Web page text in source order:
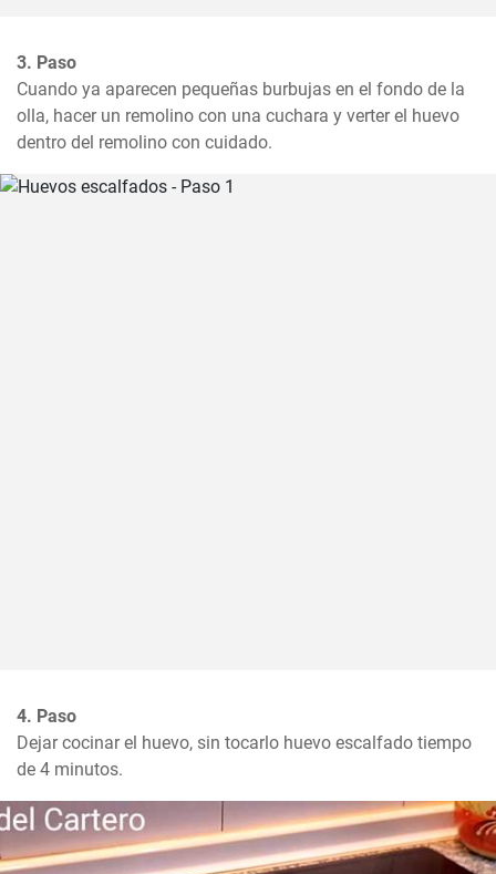
3. Paso
Cuando ya aparecen pequeñas burbujas en el fondo de la
olla, hacer un remolino con una cuchara y verter el huevo
dentro del remolino con cuidado.
4. Paso
Dejar cocinar el huevo, sin tocarlo huevo escalfado tiempo
de 4 minutos.